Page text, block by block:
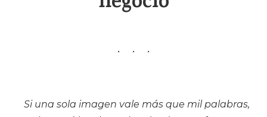
Si una sola imagen vale más que mil palabras,